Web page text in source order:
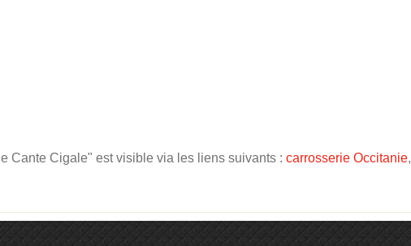
Cante Cigale" est visible via les liens suivants : carrosserie Occitanie,